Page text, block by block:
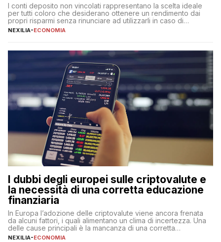
I conti deposito non vincolati rappresentano la scelta ideale
per tutti coloro che desiderano ottenere un rendimento dai
propri risparmi senza rinunciare ad utilizzarli in caso di
necessità. A differenza delle forme vincolate tradizionali,
flessibilità e rendimento. Come funzionano […]
NEXILIA-ECONOMIA
I dubbi degli europei sulle criptovalute e
la necessità di una corretta educazione
finanziaria
In Europa l’adozione delle criptovalute viene ancora frenata
da alcuni fattori, i quali alimentano un clima di incertezza. Una
delle cause principali è la mancanza di una corretta
educazione finanziaria, che impedisce ad una larga parte della
NEXILIA-ECONOMIA